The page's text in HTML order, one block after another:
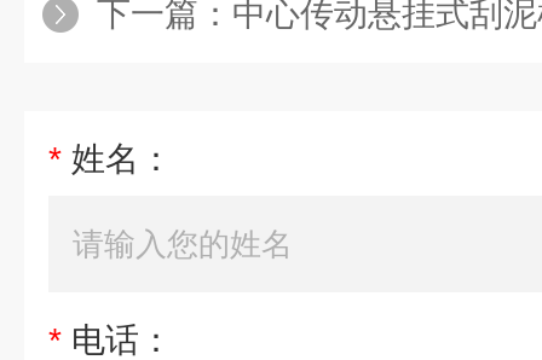
下一篇： 中心传动悬挂式刮
* 姓名：
* 电话：